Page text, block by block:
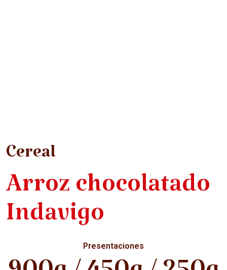
Cereal
Arroz chocolatado
Indavigo
Presentaciones